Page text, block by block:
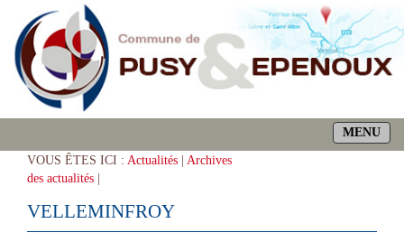
MENU
VOUS ÊTES ICI : Actualités
Archives
des actualités
VELLEMINFROY